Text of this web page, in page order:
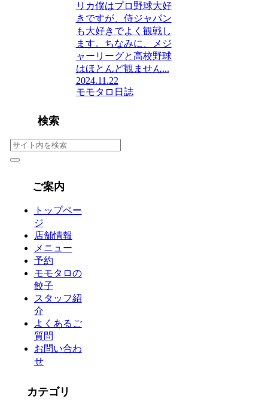
リカ僕はプロ野球大好
きですが、侍ジャパン
も大好きでよく観戦し
ます。ちなみに、メジ
ャーリーグと高校野球
はほとんど観ません...
2024.11.22
モモタロ日誌
検索
ご案内
トップペー
ジ
店舗情報
メニュー
予約
モモタロの
餃子
スタッフ紹
介
よくあるご
質問
お問い合わ
せ
カテゴリ